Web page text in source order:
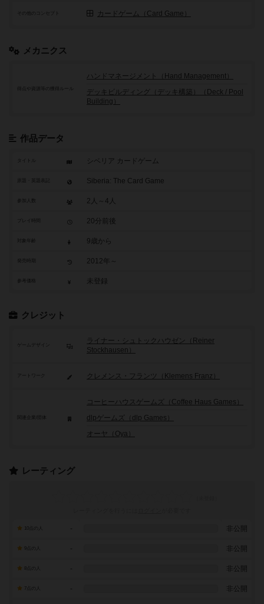
その他のコンセプト カードゲーム（Card Game）
メカニクス
ハンドマネージメント（Hand Management）
デッキビルディング（デッキ構築）（Deck / Pool
Building）
作品データ
タイトル シベリア カードゲーム
Siberia: The Card Game
参加人数 2人～4人
20分前後
9歳から
2012年～
参考価格 未登録
クレジット
ゲームデザイン
ライナー・シュトックハウゼン（Reiner
Stockhausen）
アートワーク クレメンス・フランツ（Klemens Franz）
コーヒーハウスゲームズ（Coffee Haus Games）
dlpゲームズ（dlp Games）
オーヤ（Oya）
レーティング
- 非公開
- 非公開
- 非公開
7点の人 - 非公開